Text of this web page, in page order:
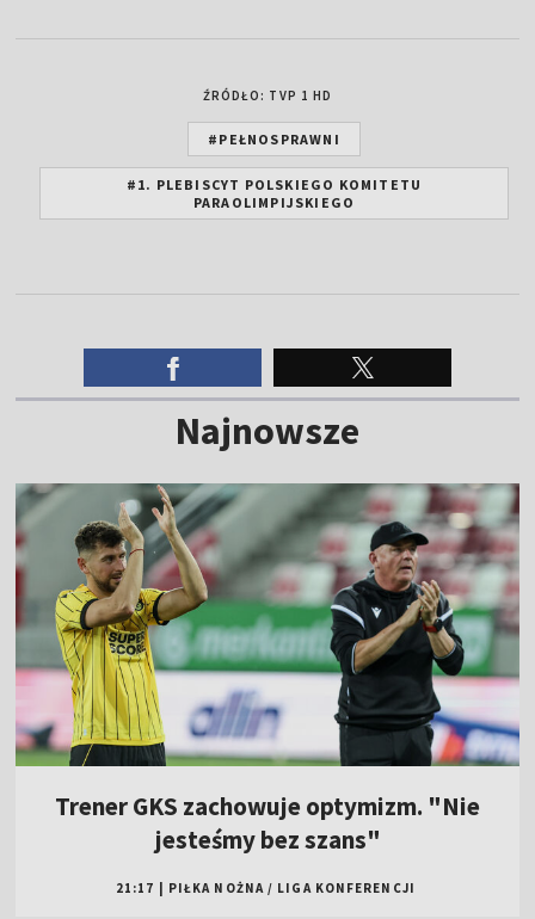
ŹRÓDŁO: TVP 1 HD
#PEŁNOSPRAWNI
#1. PLEBISCYT POLSKIEGO KOMITETU
PARAOLIMPIJSKIEGO
Najnowsze
Trener GKS zachowuje optymizm. "Nie
jesteśmy bez szans"
21:17 PIŁKA NOŻNA / LIGA KONFERENCJI